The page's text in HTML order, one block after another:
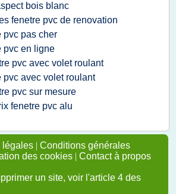
bois blanc
fenetre pvc de renovation
pvc pas cher
pvc en ligne
pvc avec volet roulant
pvc avec volet roulant
pvc sur mesure
fenetre pvc alu
légales | Conditions générales
des cookies | Contact à propos
un site, voir l'article 4 des